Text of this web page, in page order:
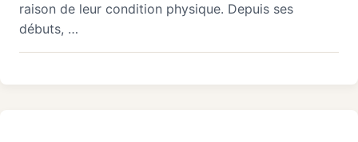
Faire un don
raison de leur condition physique. Depuis ses
débuts, …